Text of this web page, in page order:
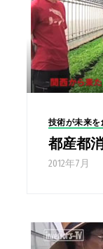
技術が未来を
都産都
2012年7月